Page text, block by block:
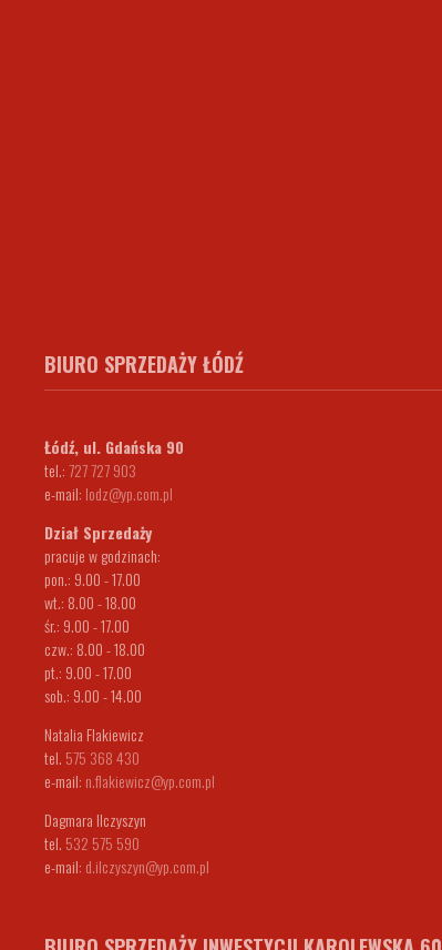
BIURO SPRZEDAŻY ŁÓDŹ
Łódź, ul. Gdańska 90
tel.:727 727 903
e-mail: lodz@yp.com.pl
Dział Sprzedaży
pracuje w godzinach:
pon.: 9.00 - 17.00
wt.: 8.00 - 18.00
śr.: 9.00 - 17.00
czw.: 8.00 - 18.00
pt.: 9.00 - 17.00
sob.: 9.00 - 14.00
Natalia Flakiewicz
tel. 575 368 430
e-mail: n.flakiewicz@yp.com.pl
Dagmara Ilczyszyn
tel. 532 575 590
e-mail: d.ilczyszyn@yp.com.pl